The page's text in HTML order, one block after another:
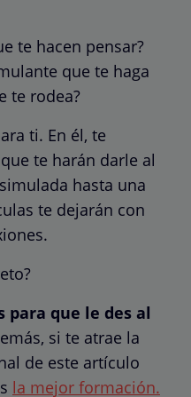
te hacen pensar?
que te haga
te rodea?
ti. En él, te
te harán darle al
hasta una
te dejarán con
para que le des al
si te atrae la
de este artículo
la mejor formación.